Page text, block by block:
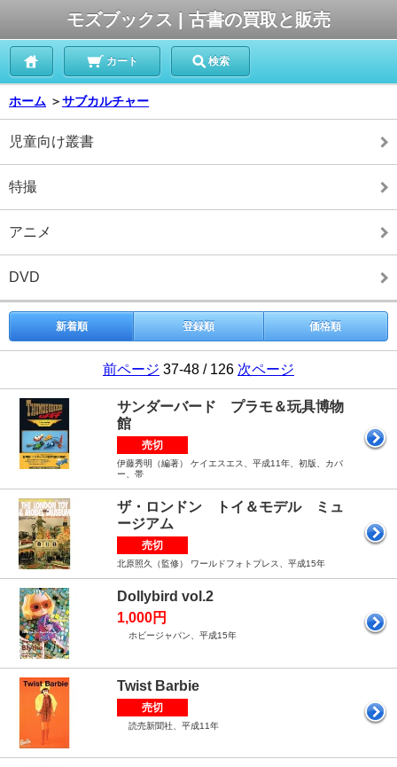
モズブックス | 古書の買取と販売
カート 検索
ホーム ＞サブカルチャー
児童向け叢書
特撮
アニメ
DVD
新着順 登録順 価格順
前ページ 37-48 / 126 次ページ
サンダーバード プラモ＆玩具博物
館
売切
伊藤秀明（編著） ケイエスエス、平成11年、初版、カバ
ー、帯
ザ・ロンドン トイ＆モデル ミュ
ージアム
売切
北原照久（監修） ワールドフォトプレス、平成15年
Dollybird vol.2
1,000円
ホビージャパン、平成15年
Twist Barbie
売切
読売新聞社、平成11年